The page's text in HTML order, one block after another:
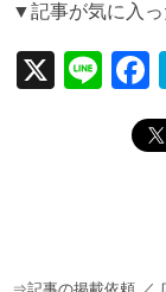
▼記事が気に入
X
Li